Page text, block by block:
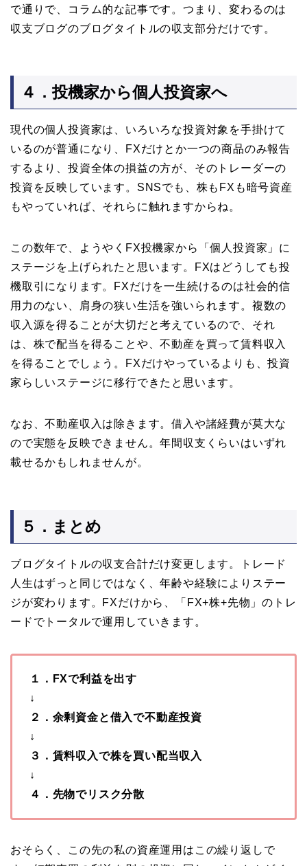
で通りで、コラム的な記事です。つまり、変わるのは
収支ブログのブログタイトルの収支部分だけです。
４．投機家から個人投資家へ
現代の個人投資家は、いろいろな投資対象を手掛けて
いるのが普通になり、FXだけとか一つの商品のみ報告
するより、投資全体の損益の方が、そのトレーダーの
投資を反映しています。SNSでも、株もFXも暗号資産
もやっていれば、それらに触れますからね。
この数年で、ようやくFX投機家から「個人投資家」に
ステージを上げられたと思います。FXはどうしても投
機取引になります。FXだけを一生続けるのは社会的信
用力のない、肩身の狭い生活を強いられます。複数の
収入源を得ることが大切だと考えているので、それ
は、株で配当を得ることや、不動産を買って賃料収入
を得ることでしょう。FXだけやっているよりも、投資
家らしいステージに移行できたと思います。
なお、不動産収入は除きます。借入や諸経費が莫大な
ので実態を反映できません。年間収支くらいはいずれ
載せるかもしれませんが。
５．まとめ
ブログタイトルの収支合計だけ変更します。トレード
人生はずっと同じではなく、年齢や経験によりステー
ジが変わります。FXだけから、「FX+株+先物」のトレ
ードでトータルで運用していきます。
１．FXで利益を出す
↓
２．余剰資金と借入で不動産投資
↓
３．賃料収入で株を買い配当収入
↓
４．先物でリスク分散
おそらく、この先の私の資産運用はこの繰り返しで